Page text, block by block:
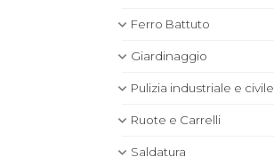
Ferro Battuto
Giardinaggio
Pulizia industriale e civile
Ruote e Carrelli
Saldatura